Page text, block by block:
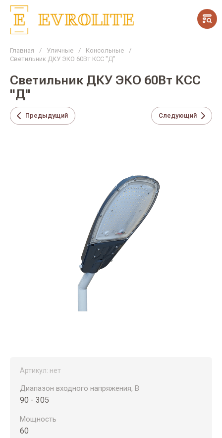
Главная / Уличные / Консольные
/
Светильник ДКУ ЭКО 60Вт КСС "Д"
Светильник ДКУ ЭКО 60Вт КСС
"Д"
Предыдущий Следующий
Артикул: нет
Диапазон входного напряжения, В
90 - 305
Мощность
60